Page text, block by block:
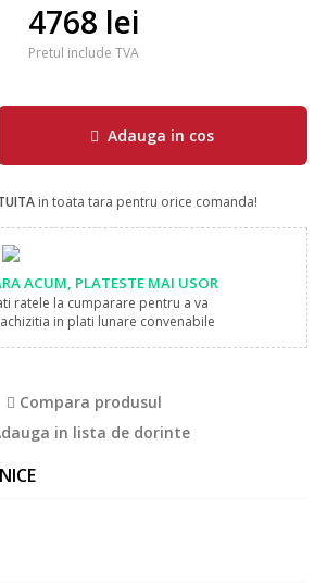
4768 lei
Pretul include TVA
Adauga in cos
in toata tara pentru orice comanda!
ACUM, PLATESTE MAI USOR
ratele la cumparare pentru a va
in plati lunare convenabile
Compara produsul
in lista de dorinte